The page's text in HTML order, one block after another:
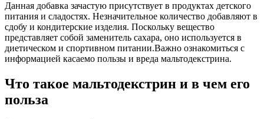
Данная добавка зачастую присутствует в продуктах детского
питания и сладостях. Незначительное количество добавляют в
сдобу и кондитерские изделия. Поскольку вещество
представляет собой заменитель сахара, оно используется в
диетическом и спортивном питании.Важно ознакомиться с
информацией касаемо пользы и вреда мальтодекстрина.
Что такое мальтодекстрин и в чем его
польза